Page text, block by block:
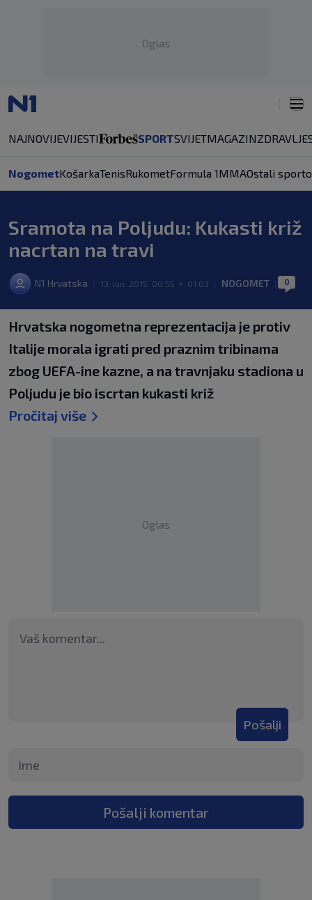
Oglas
NAJNOVIJEVIJESTI SPORTSVIJETMAGAZINZDRAVLJE
NogometKošarkaTenisRukometFormula 1MMAOstali
Sramota na Poljudu: Kukasti križ
nacrtan na travi
N1 Hrvatska 13. jun. 2015. 00:55 > 01:03 NOGOMET 0
Hrvatska nogometna reprezentacija je protiv
Italije morala igrati pred praznim tribinama
zbog UEFA-ine kazne, a na travnjaku stadiona u
Poljudu je bio iscrtan kukasti križ
Pročitaj više
Oglas
Pošalji
Pošalji komentar